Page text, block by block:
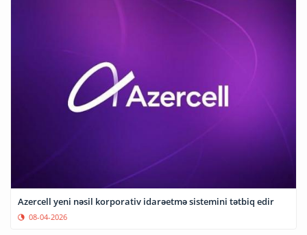
Azercell yeni nəsil korporativ idarəetmə sistemini tətbiq edir
08-04-2026